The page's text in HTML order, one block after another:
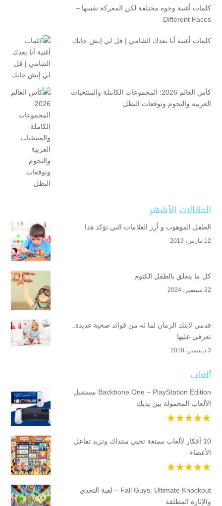
كلمات أغنية وجوه مختلفة لكن المعركة نفسها –
Different Faces
كلمات أغنية أنا بعدك الشامي | قل لي إيش جابك
كأس العالم 2026: المجموعات الكاملة والمنتخبات
العربية والنجوم وتوقعات البطل
المقالات الأشهر
الطفل الموهوب و أرز العلامات التي تؤكد هذا
12 مارس، 2019
كل ما يتعلق بالطفل الكتوم
22 سبتمبر، 2024
قدمي لابنك الرمان لما له من فوائد صحية عديدة..
تعرفي عليها
3 ديسمبر، 2018
ألعاب
Backbone One – PlayStation Edition مستقبل
الألعاب المحمولة بين يديك
10 أفكار لألعاب ممتعة تحيي منتداك وتزيد تفاعل
الأعضاء
Fall Guys: Ultimate Knockout – لعبة التحدي
والإثارة المطلقة